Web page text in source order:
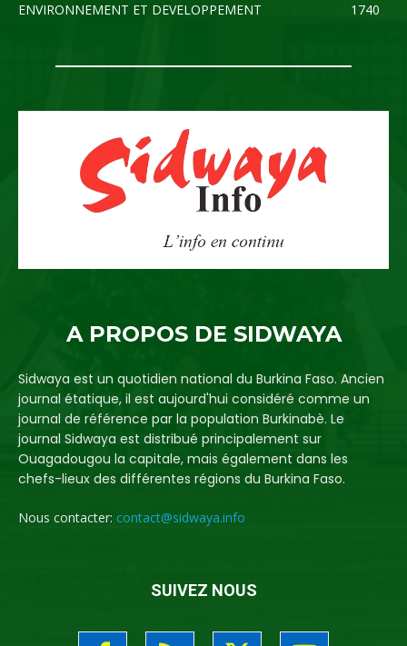
ENVIRONNEMENT ET DEVELOPPEMENT
1740
A PROPOS DE SIDWAYA
Sidwaya est un quotidien national du Burkina Faso. Ancien
journal étatique, il est aujourd'hui considéré comme un
journal de référence par la population Burkinabè. Le
journal Sidwaya est distribué principalement sur
Ouagadougou la capitale, mais également dans les
chefs-lieux des différentes régions du Burkina Faso.
Nous contacter: contact@sidwaya.info
SUIVEZ NOUS